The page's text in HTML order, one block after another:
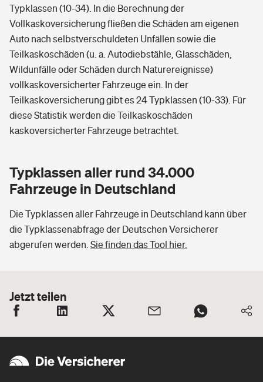
Typklassen (10-34). In die Berechnung der
Vollkaskoversicherung fließen die Schäden am eigenen
Auto nach selbstverschuldeten Unfällen sowie die
Teilkaskoschäden (u. a. Autodiebstähle, Glasschäden,
Wildunfälle oder Schäden durch Naturereignisse)
vollkaskoversicherter Fahrzeuge ein. In der
Teilkaskoversicherung gibt es 24 Typklassen (10-33). Für
diese Statistik werden die Teilkaskoschäden
kaskoversicherter Fahrzeuge betrachtet.
Typklassen aller rund 34.000
Fahrzeuge in Deutschland
Die Typklassen aller Fahrzeuge in Deutschland kann über
die Typklassenabfrage der Deutschen Versicherer
abgerufen werden. Sie finden das Tool hier.
Jetzt teilen